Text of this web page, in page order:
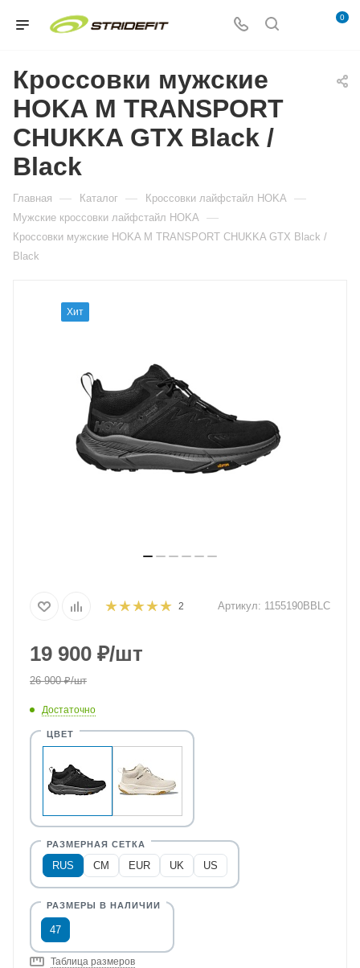
0
Кроссовки мужские
HOKA M TRANSPORT
CHUKKA GTX Black /
Black
Главная — Каталог — Кросcовки лайфстайл HOKA —
Мужские кросcовки лайфстайл HOKA —
Кроссовки мужские HOKA M TRANSPORT CHUKKA GTX Black /
Black
Хит
2 Артикул: 1155190BBLC
19 900 ₽/шт
26 900₽/шт
Достаточно
RUS CM EUR UK US
47
Таблица размеров